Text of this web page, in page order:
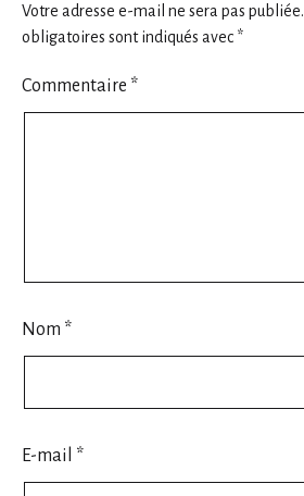
Votre adresse e-mail ne sera pas publiée.
obligatoires sont indiqués avec *
Commentaire *
Nom *
E-mail *